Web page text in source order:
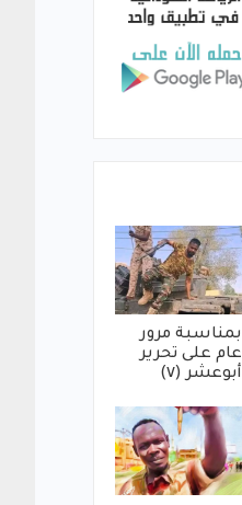
بمناسبة مرور
عام على تحرير
أبوعشر (٧)